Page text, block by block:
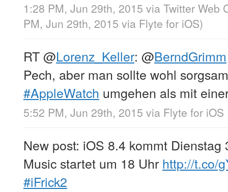
1:28 PM, Jun 29th, 2015 via Twitter Web
PM, Jun 29th, 2015 via Flyte for iOS)
RT@Lorenz_Keller: @BerndGrimm
Pech, aber man sollte wohl
#AppleWatch umgehen als mit
5:52 PM, Jun 29th, 2015 via Flyte for iOS
New post: iOS 8.4 kommt
Music startet um 18 Uhr http://t.co/
#iFrick2